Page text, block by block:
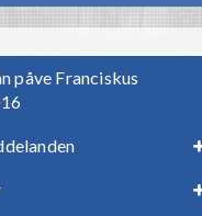
påve Franciskus